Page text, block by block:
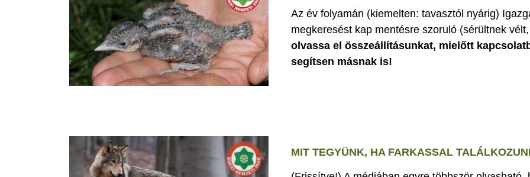
Az év folyamán (kiemelten: tavasztól nyárig)
megkeresést kap mentésre szoruló (sérültnek
olvassa el összeállításunkat, mielőtt
segítsen másnak is!
MIT TEGYÜNK, HA FARKASSAL